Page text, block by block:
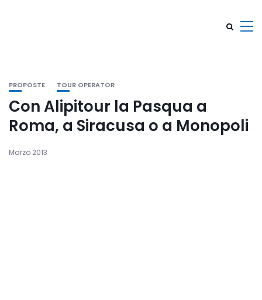
PROPOSTE TOUR OPERATOR
Con Alipitour la Pasqua a
Roma, a Siracusa o a Monopoli
Marzo 2013